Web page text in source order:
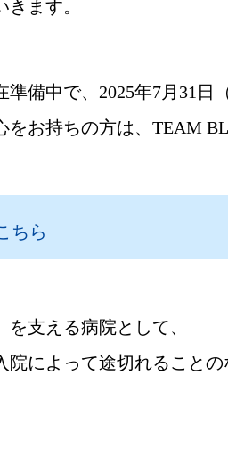
ます。
備中で、2025年7月31日
お持ちの方は、TEAM
ちら
支える病院として、
院によって途切れること